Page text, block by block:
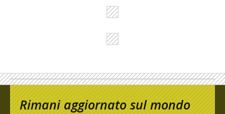
Rimani aggiornato sul mondo